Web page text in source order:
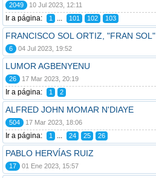
2049 10 Jul 2023, 12:11
Ir a página: 1 ... 101 102 103
FRANCISCO SOL ORTIZ, "FRAN SOL"
6 04 Jul 2023, 19:52
LUMOR AGBENYENU
26 17 Mar 2023, 20:19
Ir a página: 1 2
ALFRED JOHN MOMAR N'DIAYE
504 17 Mar 2023, 18:06
Ir a página: 1 ... 24 25 26
PABLO HERVÍAS RUIZ
17 01 Ene 2023, 15:57